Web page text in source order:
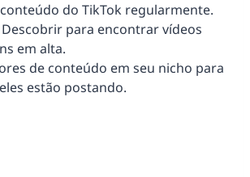
do TikTok regularmente.
Descobrir para encontrar vídeos
em alta.
de conteúdo em seu nicho para
estão postando.